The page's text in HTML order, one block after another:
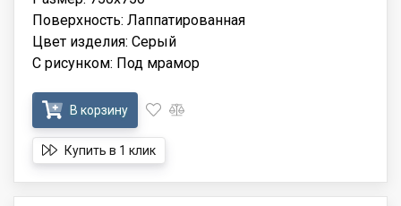
Поверхность: Лаппатированная
Цвет изделия: Серый
С рисунком: Под мрамор
В корзину
Купить в 1 клик